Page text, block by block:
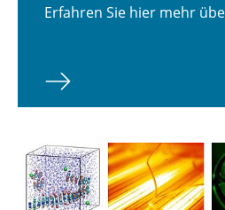
Erfahren Sie hier mehr